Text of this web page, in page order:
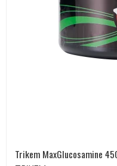
Trikem MaxGlucosamine